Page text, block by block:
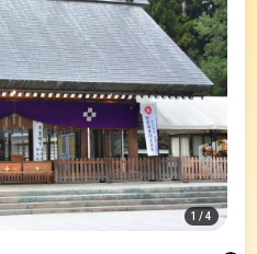
1/4